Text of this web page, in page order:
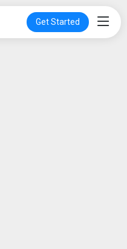
Get Started